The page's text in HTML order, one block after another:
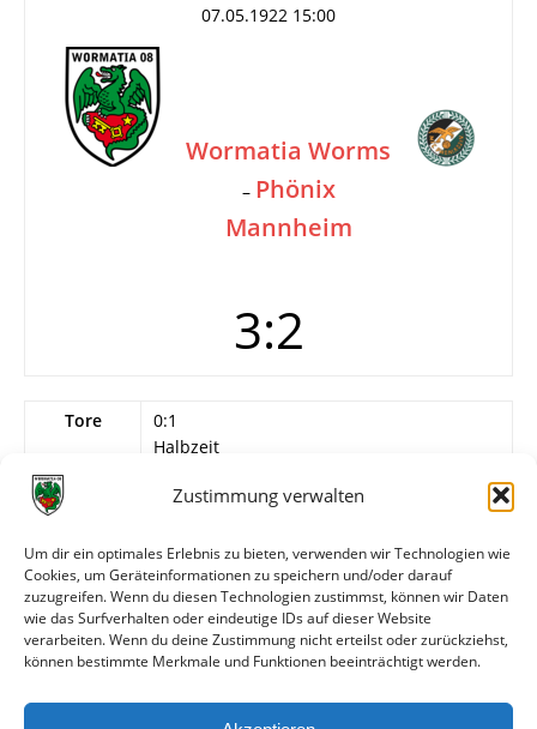
Zustimmung verwalten
Um dir ein optimales Erlebnis zu bieten, verwenden wir Technologien wie
Cookies, um Geräteinformationen zu speichern und/oder darauf
zuzugreifen. Wenn du diesen Technologien zustimmst, können wir Daten
wie das Surfverhalten oder eindeutige IDs auf dieser Website
verarbeiten. Wenn du deine Zustimmung nicht erteilst oder zurückziehst,
können bestimmte Merkmale und Funktionen beeinträchtigt werden.
07.05.1922 15:00
Wormatia Worms
– Phönix
Mannheim
3:2
Tore
0:1
Halbzeit
1:2
3:2 Halbrechter (84.)
Info
FV Wormatia Worms
Wernz